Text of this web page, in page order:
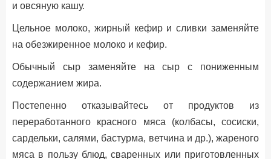
и овсяную кашу.
Цельное молоко, жирный кефир и сливки заменяйте
на обезжиренное молоко и кефир.
Обычный сыр заменяйте на сыр с пониженным
содержанием жира.
Постепенно отказывайтесь от продуктов из
переработанного красного мяса (колбасы, сосиски,
сардельки, салями, бастурма, ветчина и др.), жареного
мяса в пользу блюд, сваренных или приготовленных